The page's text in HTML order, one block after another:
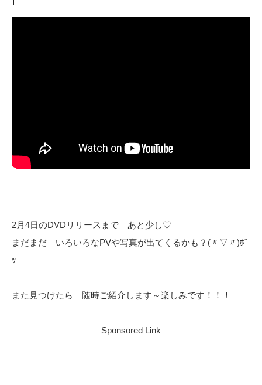
2月4日のDVDリリースまで あと少し♡
まだまだ いろいろなPVや写真が出てくるかも？(〃▽〃)ﾎﾟ
ｯ
また見つけたら 随時ご紹介します～楽しみです！！！
Sponsored Link